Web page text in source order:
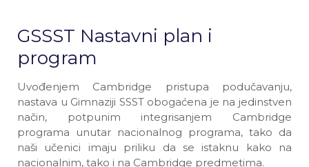
GSSST Nastavni plan i
program
Uvođenjem Cambridge pristupa podučavanju,
nastava u Gimnaziji SSST obogaćena je na jedinstven
način, potpunim integrisanjem Cambridge
programa unutar nacionalnog programa, tako da
naši učenici imaju priliku da se istaknu kako na
nacionalnim, tako i na Cambridge predmetima.